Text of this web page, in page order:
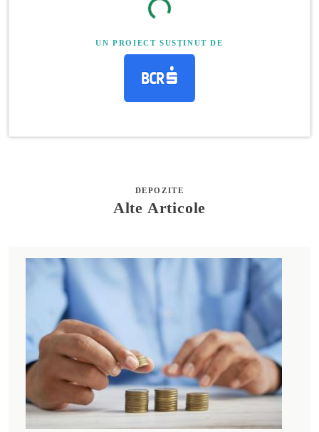
UN PROIECT SUSȚINUT DE
DEPOZITE
Alte Articole